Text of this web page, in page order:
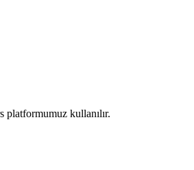
platformumuz kullanılır.